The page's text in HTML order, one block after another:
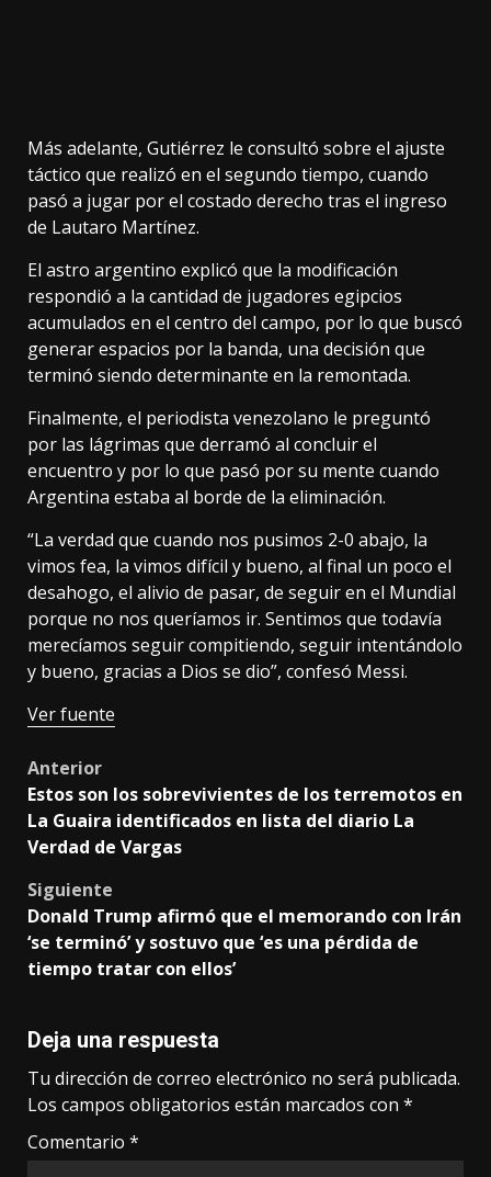
Más adelante, Gutiérrez le consultó sobre el ajuste
táctico que realizó en el segundo tiempo, cuando
pasó a jugar por el costado derecho tras el ingreso
de Lautaro Martínez.
El astro argentino explicó que la modificación
respondió a la cantidad de jugadores egipcios
acumulados en el centro del campo, por lo que buscó
generar espacios por la banda, una decisión que
terminó siendo determinante en la remontada.
Finalmente, el periodista venezolano le preguntó
por las lágrimas que derramó al concluir el
encuentro y por lo que pasó por su mente cuando
Argentina estaba al borde de la eliminación.
“La verdad que cuando nos pusimos 2-0 abajo, la
vimos fea, la vimos difícil y bueno, al final un poco el
desahogo, el alivio de pasar, de seguir en el Mundial
porque no nos queríamos ir. Sentimos que todavía
merecíamos seguir compitiendo, seguir intentándolo
y bueno, gracias a Dios se dio”, confesó Messi.
Ver fuente
Post
navigation
Anterior
Estos son los sobrevivientes de los terremotos en
La Guaira identificados en lista del diario La
Verdad de Vargas
Siguiente
Donald Trump afirmó que el memorando con Irán
‘se terminó’ y sostuvo que ‘es una pérdida de
tiempo tratar con ellos’
Deja una respuesta
Tu dirección de correo electrónico no será publicada.
Los campos obligatorios están marcados con *
Comentario *